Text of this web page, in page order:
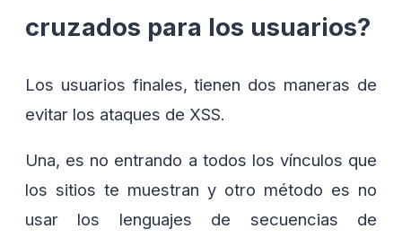
cruzados para los usuarios?
Los usuarios finales, tienen dos maneras de
evitar los ataques de XSS.
Una, es no entrando a todos los vínculos que
los sitios te muestran y otro método es no
usar los lenguajes de secuencias de